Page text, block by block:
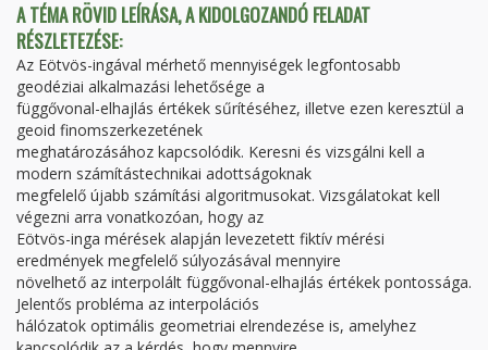
A TÉMA RÖVID LEÍRÁSA, A KIDOLGOZANDÓ FELADAT
RÉSZLETEZÉSE:
Az Eötvös-ingával mérhető mennyiségek legfontosabb
geodéziai alkalmazási lehetősége a
függővonal-elhajlás értékek sűrítéséhez, illetve ezen keresztül a
geoid finomszerkezetének
meghatározásához kapcsolódik. Keresni és vizsgálni kell a
modern számítástechnikai adottságoknak
megfelelő újabb számítási algoritmusokat. Vizsgálatokat kell
végezni arra vonatkozóan, hogy az
Eötvös-inga mérések alapján levezetett fiktív mérési
eredmények megfelelő súlyozásával mennyire
növelhető az interpolált függővonal-elhajlás értékek pontossága.
Jelentős probléma az interpolációs
hálózatok optimális geometriai elrendezése is, amelyhez